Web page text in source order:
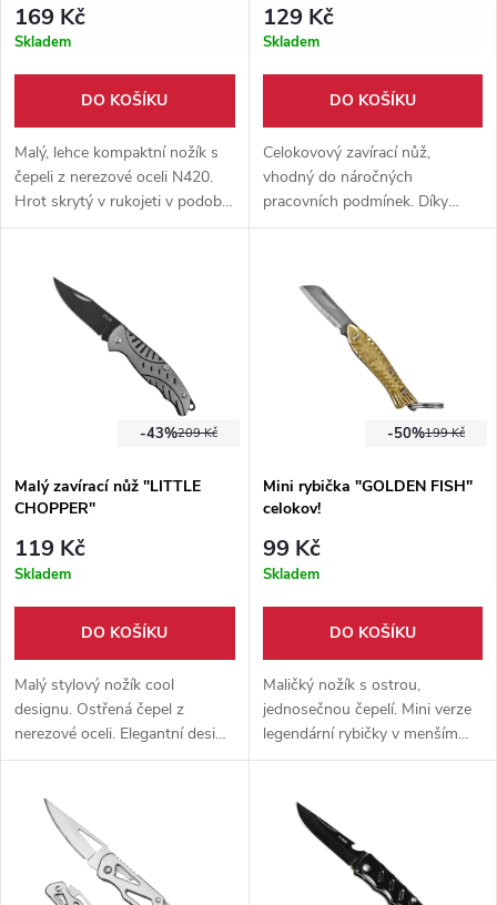
169 Kč
Skladem
DO KOŠÍKU
Malý, lehce kompaktní nožík s
čepeli z nerezové oceli N420.
Hrot skrytý v rukojeti v podobě
klíče. 3 Barevné varianty.
129 Kč
Skladem
DO KOŠÍKU
Celokovový zavírací nůž,
vhodný do náročných
pracovních podmínek. Díky
karabině můžete nůž kamkoliv
209 Kč
-43%
Malý zavírací nůž "LITTLE
CHOPPER"
119 Kč
Skladem
DO KOŠÍKU
Malý stylový nožík cool
designu. Ostřená čepel z
nerezové oceli. Elegantní design
rukojeti, který Vás na 100%
praktický.
199 Kč
-50%
Mini rybička "GOLDEN FISH"
celokov!
99 Kč
Skladem
DO KOŠÍKU
Maličký nožík s ostrou,
jednosečnou čepelí. Mini verze
legendární rybičky v menším
zlatém designu, s možností